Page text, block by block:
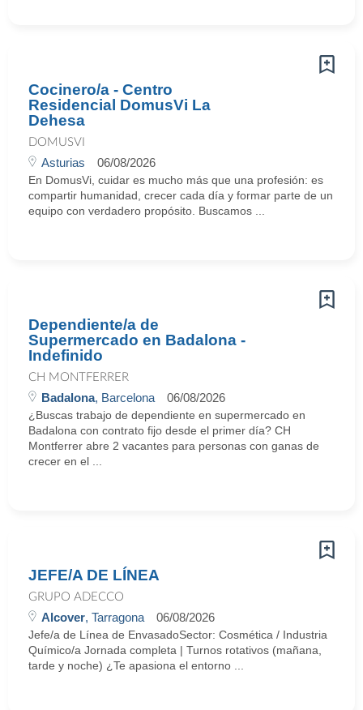
Cocinero/a - Centro
Residencial DomusVi La
Dehesa
DOMUSVI
Asturias 06/08/2026
En DomusVi, cuidar es mucho más que una profesión: es
compartir humanidad, crecer cada día y formar parte de un
equipo con verdadero propósito. Buscamos ...
Dependiente/a de
Supermercado en Badalona -
Indefinido
CH MONTFERRER
Badalona, Barcelona 06/08/2026
¿Buscas trabajo de dependiente en supermercado en
Badalona con contrato fijo desde el primer día? CH
Montferrer abre 2 vacantes para personas con ganas de
crecer en el ...
JEFE/A DE LÍNEA
GRUPO ADECCO
Alcover, Tarragona 06/08/2026
Jefe/a de Línea de EnvasadoSector: Cosmética / Industria
Químico/a Jornada completa | Turnos rotativos (mañana,
tarde y noche) ¿Te apasiona el entorno ...